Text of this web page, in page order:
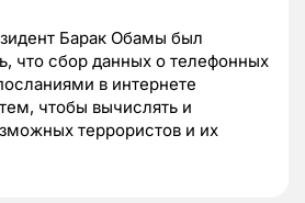
Барак Обамы был
что сбор данных о телефонных
в интернете
чтобы вычислять и
террористов и их